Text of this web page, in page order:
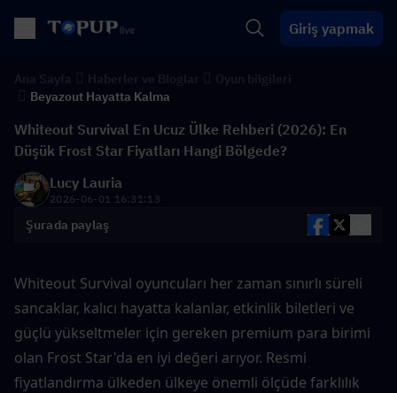
Giriş yapmak
Beyazout Hayatta Kalma
Whiteout Survival En Ucuz Ülke Rehberi (2026): En
Düşük Frost Star Fiyatları Hangi Bölgede?
Lucy Lauria
2026-06-01 16:31:13
Şurada paylaş
Whiteout Survival oyuncuları her zaman sınırlı süreli
sancaklar, kalıcı hayatta kalanlar, etkinlik biletleri ve
güçlü yükseltmeler için gereken premium para birimi
olan Frost Star'da en iyi değeri arıyor. Resmi
fiyatlandırma ülkeden ülkeye önemli ölçüde farklılık